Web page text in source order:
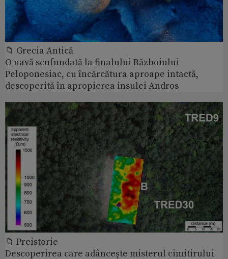
📁 Grecia Antică
O navă scufundată la finalului Războiului
Peloponesiac, cu încărcătura aproape intactă,
descoperită în apropierea insulei Andros
📁 Preistorie
Descoperirea care adâncește misterul cimitirului